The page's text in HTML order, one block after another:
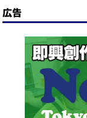
o
d
o
n
s
k
y
e
b
o
o
k
広告